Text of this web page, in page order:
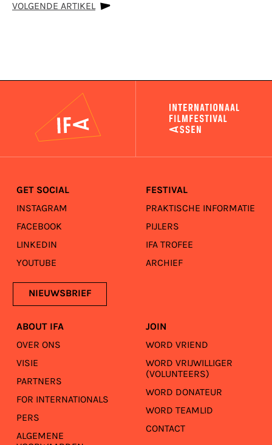
VOLGENDE ARTIKEL
GET SOCIAL
INSTAGRAM
FACEBOOK
LINKEDIN
YOUTUBE
NIEUWSBRIEF
FESTIVAL
PRAKTISCHE INFORMATIE
PIJLERS
IFA TROFEE
ARCHIEF
ABOUT IFA
OVER ONS
VISIE
PARTNERS
FOR INTERNATIONALS
PERS
ALGEMENE
JOIN
WORD VRIEND
WORD VRIJWILLIGER
(VOLUNTEERS)
WORD DONATEUR
WORD TEAMLID
CONTACT